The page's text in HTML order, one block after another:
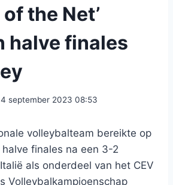
the Net’
halve finales
4 september 2023 08:53
volleybalteam bereikte op
finales na een 3-2
als onderdeel van het CEV
Volleybalkampioenschap